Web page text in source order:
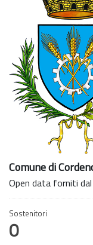
Comune di
Open data forniti dal
Sostenitori
0